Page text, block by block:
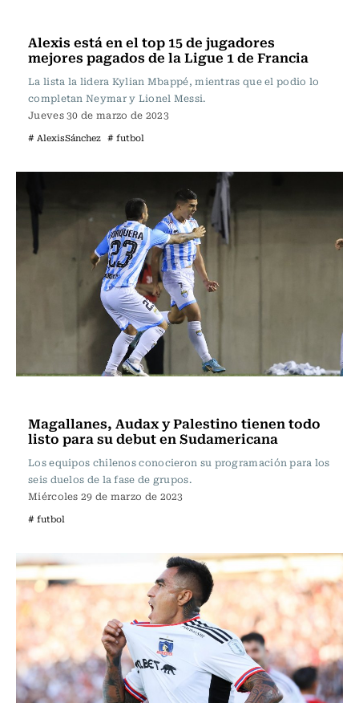
Alexis está en el top 15 de jugadores
mejores pagados de la Ligue 1 de Francia
La lista la lidera Kylian Mbappé, mientras que el podio lo
completan Neymar y Lionel Messi.
Jueves 30 de marzo de 2023
# AlexisSánchez # futbol
Magallanes, Audax y Palestino tienen todo
listo para su debut en Sudamericana
Los equipos chilenos conocieron su programación para los
seis duelos de la fase de grupos.
Miércoles 29 de marzo de 2023
# futbol